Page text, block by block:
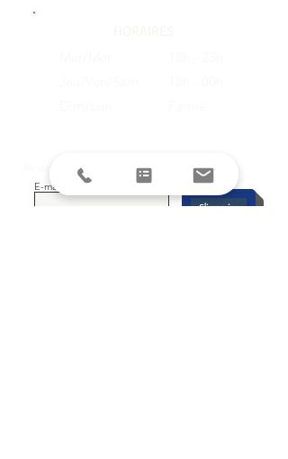
Restez informés avec la newsletter !
E-mail
S'inscrire